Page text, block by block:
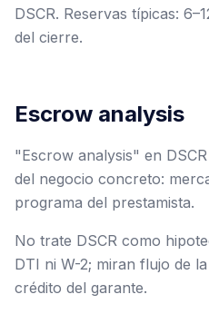
DSCR. Reservas típicas:
del cierre.
Escrow analysis
"Escrow analysis" en
del negocio concreto:
programa del prestamista.
No trate DSCR como
DTI ni W-2; miran flujo de
crédito del garante.